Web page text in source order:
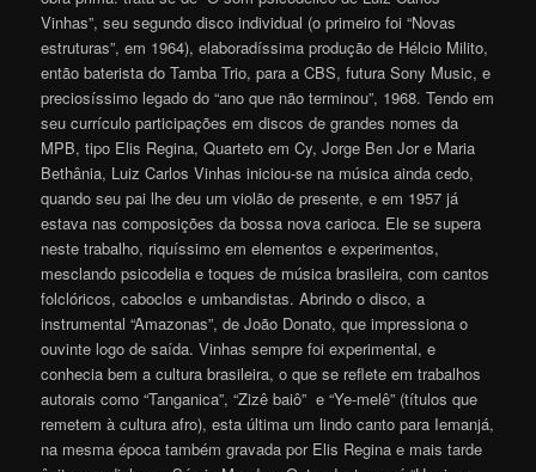
Vinhas”, seu segundo disco individual (o primeiro foi “Novas
estruturas”, em 1964), elaboradíssima produção de Hélcio Milito,
então baterista do Tamba Trio, para a CBS, futura Sony Music, e
preciosíssimo legado do “ano que não terminou”, 1968. Tendo em
seu currículo participações em discos de grandes nomes da
MPB, tipo Elis Regina, Quarteto em Cy, Jorge Ben Jor e Maria
Bethânia, Luiz Carlos Vinhas iniciou-se na música ainda cedo,
quando seu pai lhe deu um violão de presente, e em 1957 já
estava nas composições da bossa nova carioca. Ele se supera
neste trabalho, riquíssimo em elementos e experimentos,
mesclando psicodelia e toques de música brasileira, com cantos
folclóricos, caboclos e umbandistas. Abrindo o disco, a
instrumental “Amazonas”, de João Donato, que impressiona o
ouvinte logo de saída. Vinhas sempre foi experimental, e
conhecia bem a cultura brasileira, o que se reflete em trabalhos
autorais como “Tanganica”, “Zizê baiô” e “Ye-melê” (títulos que
remetem à cultura afro), esta última um lindo canto para Iemanjá,
na mesma época também gravada por Elis Regina e mais tarde